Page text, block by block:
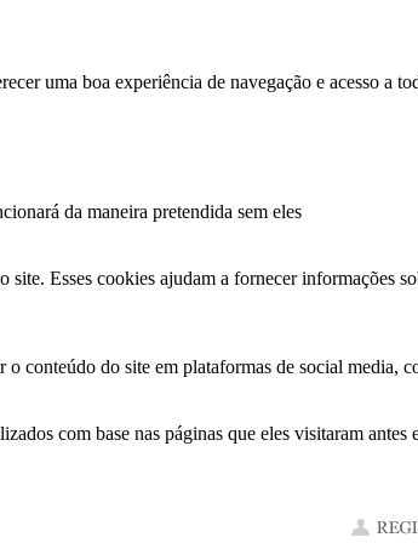
uma boa experiência de navegação e acesso a
da maneira pretendida sem eles
Esses cookies ajudam a fornecer informações
conteúdo do site em plataformas de social media,
com base nas páginas que eles visitaram